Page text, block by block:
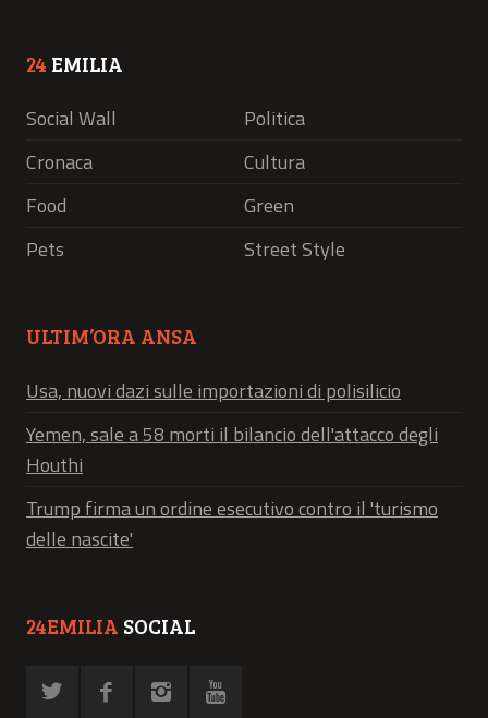
24 EMILIA
Social Wall
Politica
Cronaca
Cultura
Food
Green
Pets
Street Style
ULTIM’ORA ANSA
Usa, nuovi dazi sulle importazioni di polisilicio
Yemen, sale a 58 morti il bilancio dell'attacco degli
Houthi
Trump firma un ordine esecutivo contro il 'turismo
delle nascite'
24EMILIA SOCIAL